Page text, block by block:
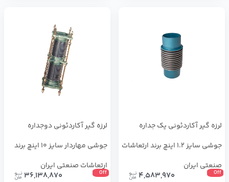
لرزه گیر آکاردئونی یک جداره
جوشی سایز 1.2 اینچ برند ارتعاشات
صنعتی ایران
Off
4,583,970
لرزه گیر آکاردئونی دوجداره
جوشی مهاردار سایز 10 اینچ برند
ارتعاشات صنعتی ایران
Off
36,138,870